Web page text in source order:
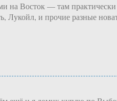
на Восток — там
Лукойл, и прочие разные